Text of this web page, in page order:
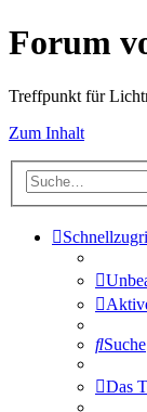
Forum
Treffpunkt für
Zum Inhalt
Suche
Das